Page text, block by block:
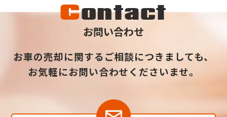
Contact
お問い合わせ
お車の売却に関するご相談につきましても、
お気軽にお問い合わせくださいませ。